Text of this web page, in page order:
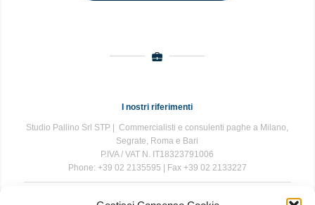
I nostri riferimenti
Studio Pallino Srl STP | Commercialisti e consulenti paghe a Milano,
Segrate, Roma e Bari
P.IVA / VAT N. IT18323791006
Phone: +39 02 2135595 | Fax +39 02 2133227